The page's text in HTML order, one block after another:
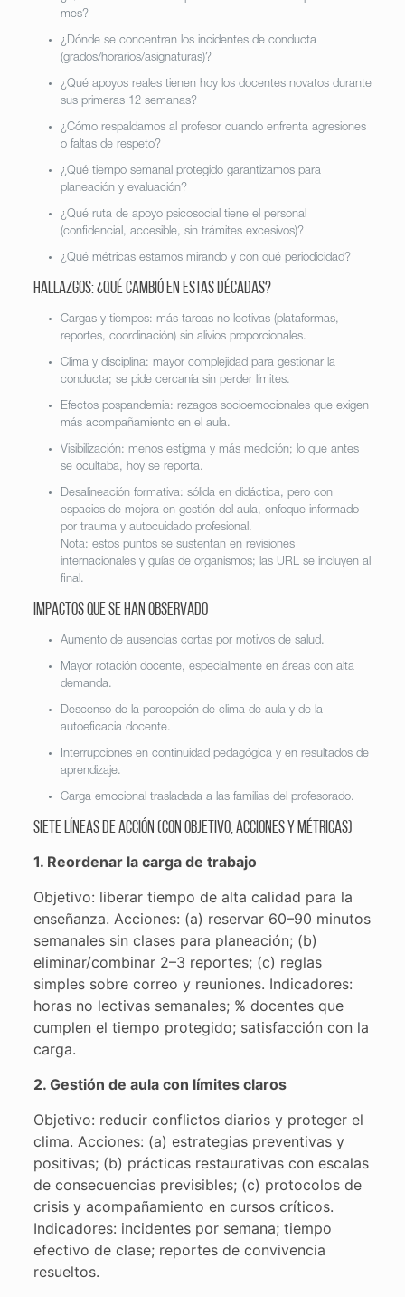
mes?
¿Dónde se concentran los incidentes de conducta
(grados/horarios/asignaturas)?
¿Qué apoyos reales tienen hoy los docentes novatos durante
sus primeras 12 semanas?
¿Cómo respaldamos al profesor cuando enfrenta agresiones
o faltas de respeto?
¿Qué tiempo semanal protegido garantizamos para
planeación y evaluación?
¿Qué ruta de apoyo psicosocial tiene el personal
(confidencial, accesible, sin trámites excesivos)?
¿Qué métricas estamos mirando y con qué periodicidad?
Hallazgos: ¿Qué cambió en estas décadas?
Cargas y tiempos: más tareas no lectivas (plataformas,
reportes, coordinación) sin alivios proporcionales.
Clima y disciplina: mayor complejidad para gestionar la
conducta; se pide cercanía sin perder límites.
Efectos pospandemia: rezagos socioemocionales que exigen
más acompañamiento en el aula.
Visibilización: menos estigma y más medición; lo que antes
se ocultaba, hoy se reporta.
Desalineación formativa: sólida en didáctica, pero con
espacios de mejora en gestión del aula, enfoque informado
por trauma y autocuidado profesional.
Nota: estos puntos se sustentan en revisiones
internacionales y guías de organismos; las URL se incluyen al
final.
Impactos que se han observado
Aumento de ausencias cortas por motivos de salud.
Mayor rotación docente, especialmente en áreas con alta
demanda.
Descenso de la percepción de clima de aula y de la
autoeficacia docente.
Interrupciones en continuidad pedagógica y en resultados de
aprendizaje.
Carga emocional trasladada a las familias del profesorado.
Siete líneas de acción (con objetivo, acciones y métricas)
1. Reordenar la carga de trabajo
Objetivo: liberar tiempo de alta calidad para la
enseñanza. Acciones: (a) reservar 60–90 minutos
semanales sin clases para planeación; (b)
eliminar/combinar 2–3 reportes; (c) reglas
simples sobre correo y reuniones. Indicadores:
horas no lectivas semanales; % docentes que
cumplen el tiempo protegido; satisfacción con la
carga.
2. Gestión de aula con límites claros
Objetivo: reducir conflictos diarios y proteger el
clima. Acciones: (a) estrategias preventivas y
positivas; (b) prácticas restaurativas con escalas
de consecuencias previsibles; (c) protocolos de
crisis y acompañamiento en cursos críticos.
Indicadores: incidentes por semana; tiempo
efectivo de clase; reportes de convivencia
resueltos.